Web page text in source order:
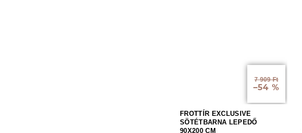
7 909 Ft
–54 %
FROTTÍR EXCLUSIVE
SÖTÉTBARNA LEPEDŐ
90X200 CM